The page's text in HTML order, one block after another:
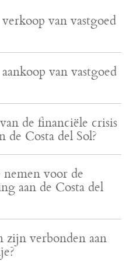
van vastgoed
van vastgoed
de financiële crisis
de Costa del Sol?
voor de
aan de Costa del
zijn verbonden aan